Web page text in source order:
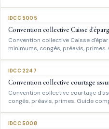
IDCC 5005
Convention collective Caisse
Convention collective Caisse
minimums, congés, préavis,
IDCC 2247
Convention collective courtage
Convention collective courtage
congés, préavis, primes. Guide
IDCC 5008